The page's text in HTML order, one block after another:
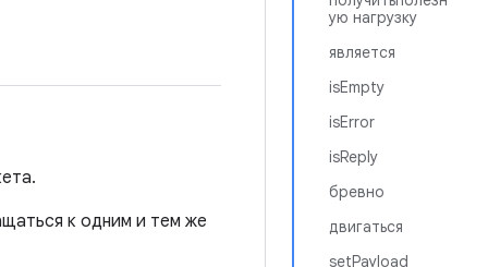
ую нагрузку
является
isEmpty
isError
isReply
бревно
двигаться
setPayload
к одним и тем же